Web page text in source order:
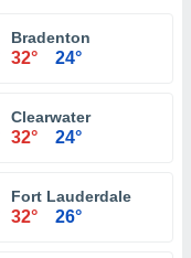
Bradenton
32° 24°
Clearwater
32° 24°
Fort Lauderdale
32° 26°